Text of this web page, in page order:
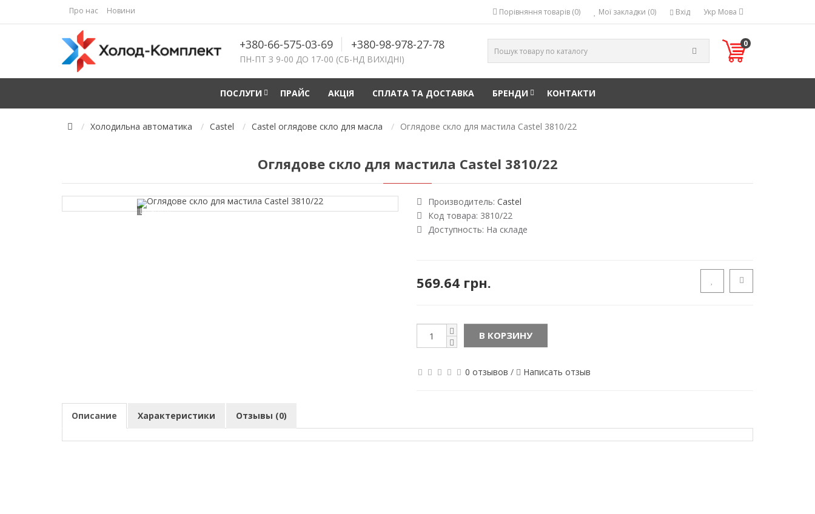
Про нас Новини Укр Мова
Вхід
Мої закладки (0)
Порівняння товарів (0)
+380-66-575-03-69 +380-98-978-27-78
ПН-ПТ З 9-00 ДО 17-00 (СБ-НД ВИХІДНІ)
0
ПОСЛУГИ ПРАЙС АКЦІЯ СПЛАТА ТА ДОСТАВКА БРЕНДИ КОНТАКТИ
Холодильна автоматика Castel Castel оглядове скло для масла Оглядове скло для мастила Castel 3810/22
Оглядове скло для мастила Castel 3810/22
Loading...
Производитель: Castel
Код товара: 3810/22
Доступность: На складе
569.64 грн.
В КОРЗИНУ
0 отзывов / Написать отзыв
Описание Характеристики Отзывы (0)